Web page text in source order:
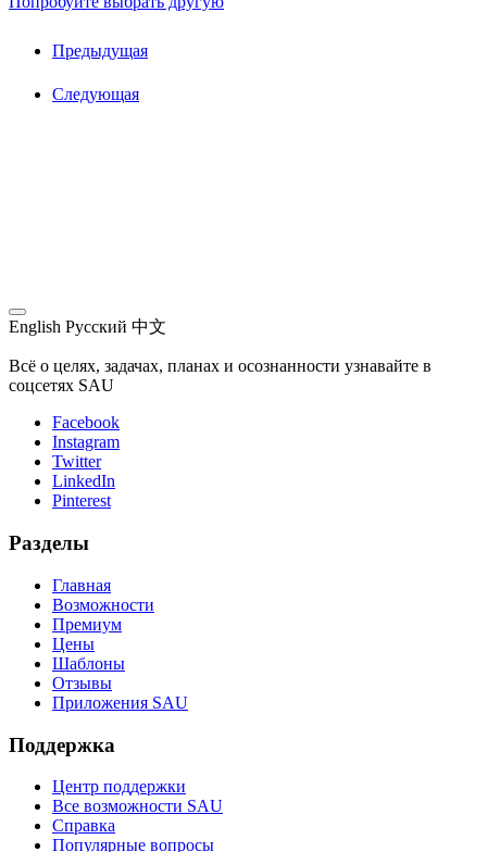
Предыдущая
Следующая
English Русский 中文
Всё о целях, задачах, планах и осознанности узнавайте в
соцсетях SAU
Facebook
Instagram
Twitter
LinkedIn
Pinterest
Разделы
Главная
Возможности
Премиум
Цены
Шаблоны
Отзывы
Приложения SAU
Поддержка
Центр поддержки
Все возможности SAU
Справка
Популярные вопросы